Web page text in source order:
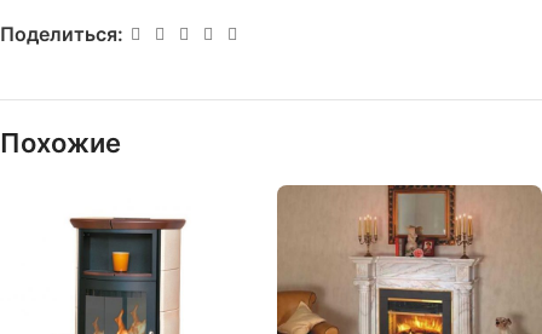
Поделиться:
Похожие